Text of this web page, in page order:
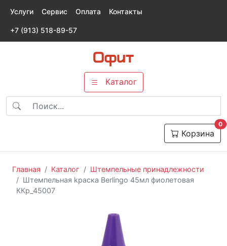
Услуги Сервис Оплата Контакты
+7 (913) 518-89-57
Каталог
Корзина
0
Главная Каталог
Штемпельные принадлежности
Штемпельная kраска Berlingo 45мл фиолетовая
ККр_45007